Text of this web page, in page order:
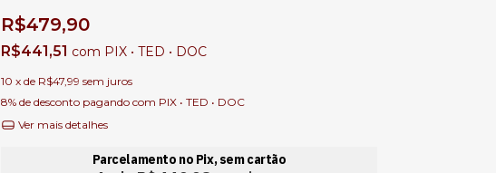
R$479,90
R$441,51 com PIX • TED • DOC
10 x de R$47,99 sem juros
8% de desconto pagando com PIX • TED • DOC
Ver mais detalhes